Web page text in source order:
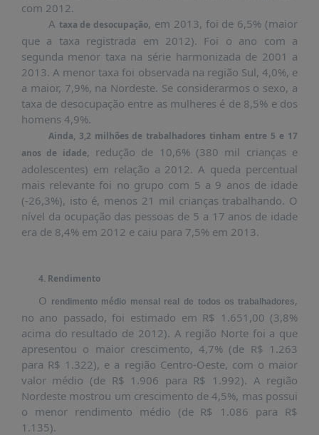
com 2012.
A taxa de desocupação, em 2013, foi de 6,5% (maior
que a taxa registrada em 2012). Foi o ano com a
segunda menor taxa na série harmonizada de 2001 a
2013. A menor taxa foi observada na região Sul, 4,0%, e
a maior, 7,9%, na Nordeste. Se considerarmos o sexo, a
taxa de desocupação entre as mulheres é de 8,5% e dos
homens 4,9%.
Ainda, 3,2 milhões de trabalhadores tinham entre 5 e 17
anos de idade, redução de 10,6% (380 mil crianças e
adolescentes) em relação a 2012. A queda percentual
mais relevante foi no grupo com 5 a 9 anos de idade
(-26,3%), isto é, menos 21 mil crianças trabalhando. O
nível da ocupação das pessoas de 5 a 17 anos de idade
era de 8,4% em 2012 e caiu para 7,5% em 2013.
4. Rendimento
O rendimento médio mensal real de todos os trabalhadores,
no ano passado, foi estimado em R$ 1.651,00 (3,8%
acima do resultado de 2012). A região Norte foi a que
apresentou o maior crescimento, 4,7% (de R$ 1.263
para R$ 1.322), e a região Centro-Oeste, com o maior
valor médio (de R$ 1.906 para R$ 1.992). A região
Nordeste mostrou um crescimento de 4,5%, mas possui
o menor rendimento médio (de R$ 1.086 para R$
1.135).